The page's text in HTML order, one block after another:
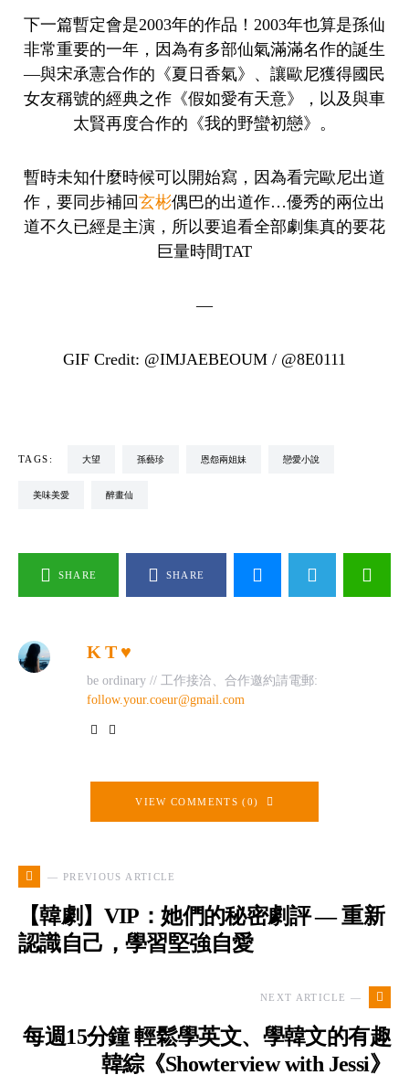
下一篇暫定會是2003年的作品！2003年也算是孫仙
非常重要的一年，因為有多部仙氣滿滿名作的誕生
—與宋承憲合作的《夏日香氣》、讓歐尼獲得國民
女友稱號的經典之作《假如愛有天意》，以及與車
太賢再度合作的《我的野蠻初戀》。
暫時未知什麼時候可以開始寫，因為看完歐尼出道
作，要同步補回玄彬偶巴的出道作…優秀的兩位出
道不久已經是主演，所以要追看全部劇集真的要花
巨量時間TAT
—
GIF Credit: @IMJAEBEOUM / @8E0111
TAGS: 大望 孫藝珍 恩怨兩姐妹 戀愛小說
美味美愛 醉畫仙
SHARE SHARE
K T ♥
be ordinary // 工作接洽、合作邀約請電郵:
follow.your.coeur@gmail.com
VIEW COMMENTS (0)
— PREVIOUS ARTICLE
【韓劇】VIP：她們的秘密劇評 — 重新
認識自己，學習堅強自愛
NEXT ARTICLE —
每週15分鐘 輕鬆學英文、學韓文的有趣
韓綜《Showterview with Jessi》